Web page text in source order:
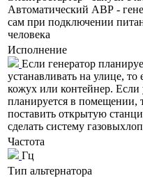
Автоматический АВР -
сам при подключении
человека
Исполнение
Если генератор
устанавливать на улице,
кожух или контейнер. Если
планируется в помещении,
поставить открытую
сделать систему
Частота
Гц
Тип альтернатора